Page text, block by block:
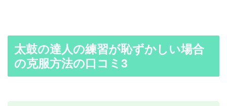
太鼓の達人の練習が恥ずかしい場合
の克服方法の口コミ3